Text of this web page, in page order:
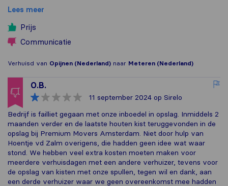
Lees meer
Prijs
Communicatie
Verhuisd van Opijnen (Nederland) naar Meteren (Nederland)
O.B.
11 september 2024 op Sirelo
Bedrijf is failliet gegaan met onze inboedel in opslag. Inmiddels 2
maanden verder en de laatste houten kist teruggevonden in de
opslag bij Premium Movers Amsterdam. Niet door hulp van
Hoentje vd Zalm overigens, die hadden geen idee wat waar
stond. We hebben veel extra kosten moeten maken voor
meerdere verhuisdagen met een andere verhuizer, tevens voor
de opslag van kisten met onze spullen, tegen wil en dank, aan
een derde verhuizer waar we geen overeenkomst mee hadden